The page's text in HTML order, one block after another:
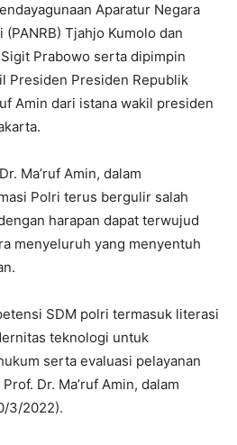
Aparatur Negara
Tjahjo Kumolo dan
Prabowo serta dipimpin
Presiden Presiden Republik
Amin dari istana wakil presiden
Ma’ruf Amin, dalam
Polri terus bergulir salah
harapan dapat terwujud
menyeluruh yang menyentuh
SDM polri termasuk literasi
teknologi untuk
serta evaluasi pelayanan
Dr. Ma’ruf Amin, dalam
3/2022).